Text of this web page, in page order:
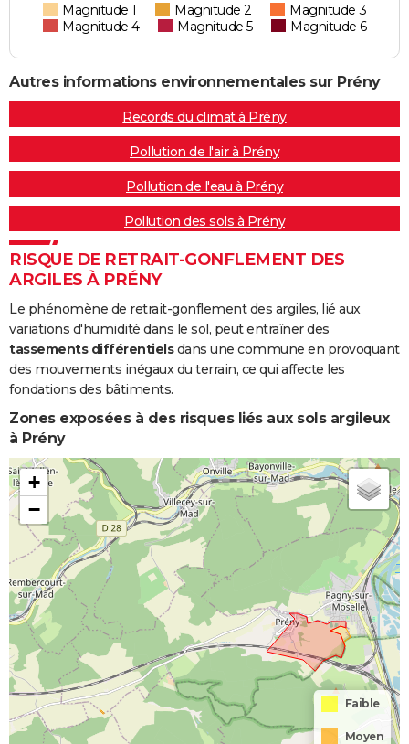
Magnitude 1 Magnitude 2
Magnitude 3
Magnitude 4
Magnitude 5 Magnitude 6
Autres informations environnementales sur Prény
Records du climat à Prény
Pollution de l'air à Prény
Pollution de l'eau à Prény
Pollution des sols à Prény
RISQUE DE RETRAIT-GONFLEMENT DES
ARGILES À PRÉNY
Le phénomène de retrait-gonflement des argiles, lié aux
variations d'humidité dans le sol, peut entraîner des
tassements différentielsdans une commune en provoquant
des mouvements inégaux du terrain, ce qui affecte les
fondations des bâtiments.
Zones exposées à des risques liés aux sols argileux
à Prény
+
−
Faible
Moyen